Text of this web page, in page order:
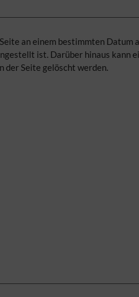
an einem bestimmten Datum
ist. Darüber hinaus kann
der Seite gelöscht werden.